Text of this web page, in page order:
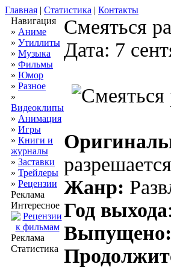
Главная | Статистика | Контакты
Навигация
» Аниме
» Утиллиты
» Музыка
» Фильмы
» Юмор
» Разное
»
Видеоклипы
» Анимация
» Игры
» Книги и
журналы
» Заставки
» Трейлеры
» Рецензии
Реклама
Интересное
Реклама
Статистика
Смеяться
Дата: 7
разрешается
Жанр:
Год выхода
Выпущено: